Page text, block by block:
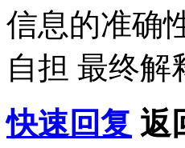
信息的准确
自担 最终解
快速回复 返